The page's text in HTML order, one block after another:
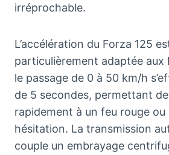
irréprochable.
L’accélération du Forza 125
particulièrement adaptée aux
le passage de 0 à 50 km/h
de 5 secondes, permettant de
rapidement à un feu rouge ou
hésitation. La transmission
couple un embrayage